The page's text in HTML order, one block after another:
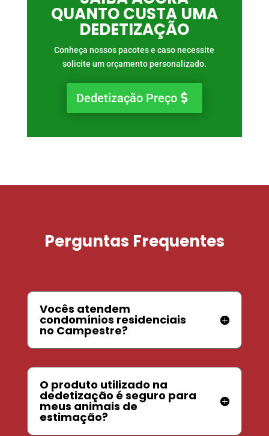
QUANTO CUSTA UMA
DEDETIZAÇÃO
Conheça nossos pacotes e caso necessite
solicite um orçamento personalizado.
Dedetização Preço
Perguntas Frequentes
Vocês atendem
condomínios residenciais
no Campestre?
O produto utilizado na
dedetização é seguro para
meus animais de
estimação?